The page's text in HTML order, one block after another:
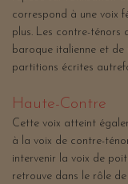
correspond à une voix
plus. Les contre-ténors
baroque italienne et de
partitions écrites
Haute-Contre
Cette voix atteint
à la voix de contre-
intervenir la voix de
retrouve dans le rôle